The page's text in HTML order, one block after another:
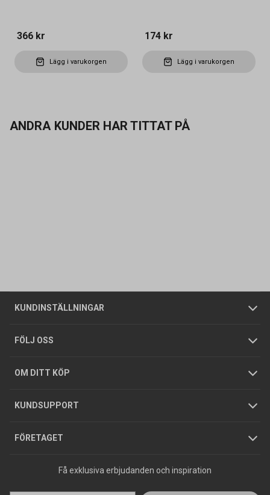
366 kr
Lägg i varukorgen
174 kr
Lägg i varukorgen
ANDRA KUNDER HAR TITTAT PÅ
KUNDINSTÄLLNINGAR
Företagskund / Privatkund
FÖLJ OSS
OM DITT KÖP
Allmänna försäljningsvillkor
Integritetspolicy
GDPR
KUNDSUPPORT
Butiker
Foldrar och kataloger
Köpguider
Varumärken
FÖRETAGET
Om oss
Tjänster
Hållbarhet
Jobba hos oss
Press
Få exklusiva erbjudanden och inspiration